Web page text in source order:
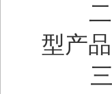
二、
型产
三、